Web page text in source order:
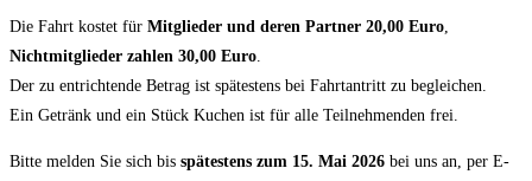
Die Fahrt kostet für Mitglieder und deren Partner 20,00 Euro,
Nichtmitglieder zahlen 30,00 Euro.
Der zu entrichtende Betrag ist spätestens bei Fahrtantritt zu begleichen.
Ein Getränk und ein Stück Kuchen ist für alle Teilnehmenden frei.
Bitte melden Sie sich bis spätestens zum 15. Mai 2026 bei uns an, per E-